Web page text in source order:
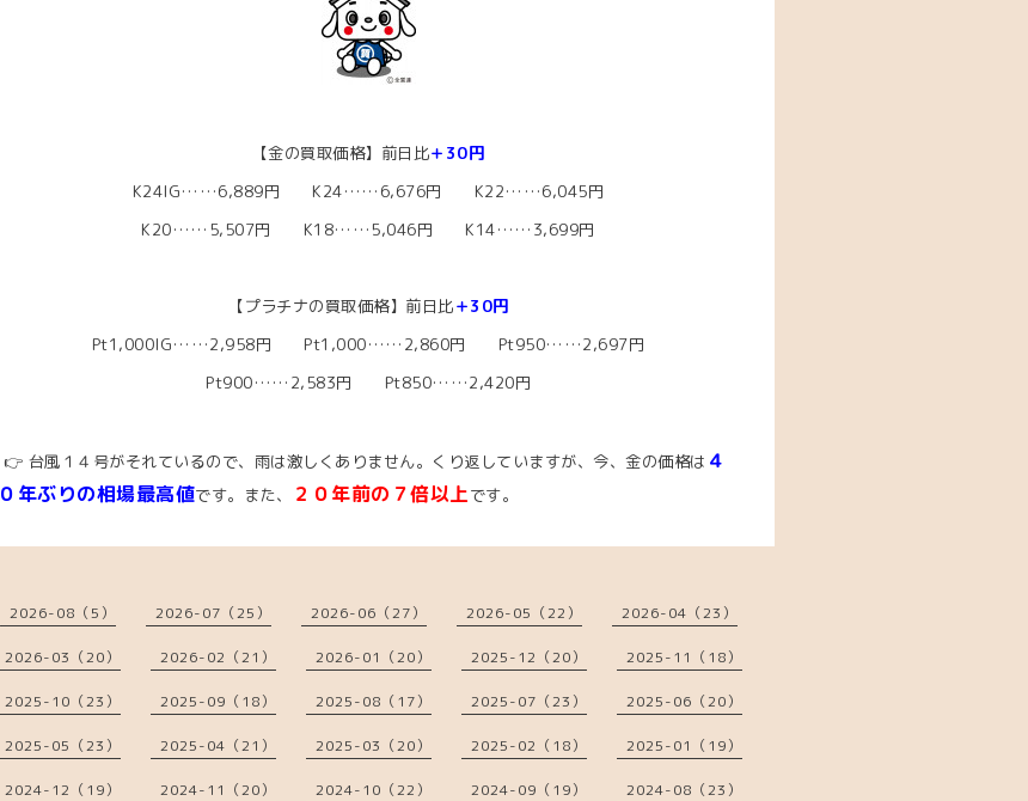
【金の買取価格】前日比＋30円
K24IG……6,889円 K24……6,676円 K22……6,045円
K20……5,507円 K18……5,046円 K14……3,699円
【プラチナの買取価格】前日比＋30円
Pt1,000IG……2,958円 Pt1,000……2,860円 Pt950……2,697円
Pt900……2,583円 Pt850……2,420円
👉 台風１４号がそれているので、雨は激しくありません。 くり返していますが、今、金の価格は ４
０年ぶりの相場最高値です。また、 ２０年前の７倍以上です。
2026-08（5） 2026-07（25） 2026-06（27） 2026-05（22） 2026-04（23）
2026-03（20） 2026-02（21） 2026-01（20） 2025-12（20） 2025-11（18）
2025-10（23） 2025-09（18） 2025-08（17） 2025-07（23） 2025-06（20）
2025-05（23） 2025-04（21） 2025-03（20） 2025-02（18） 2025-01（19）
2024-12（19） 2024-11（20） 2024-10（22） 2024-09（19） 2024-08（23）